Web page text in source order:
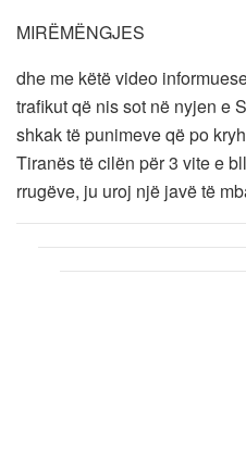
MIRËMËNGJES
dhe me këtë video
trafikut që nis sot në nyjen e
shkak të punimeve që po
Tiranës të cilën për 3 vite e
rrugëve, ju uroj një javë të